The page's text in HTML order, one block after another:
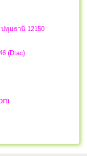
ทุมธานี 12150
(Dtac)